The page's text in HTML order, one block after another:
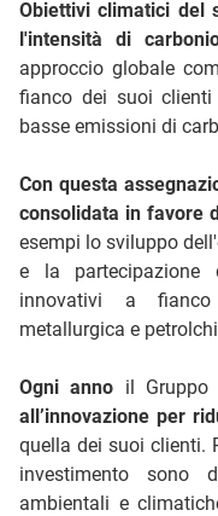
Obiettivi climatici del
l'intensità di
approccio globale
fianco dei suoi
basse emissioni di
Con questa
consolidata in favore
esempi lo sviluppo
e la partecipazione
innovativi a
metallurgica e
Ogni anno il Gruppo
all’innovazione per
quella dei suoi clienti.
investimento sono
ambientali e